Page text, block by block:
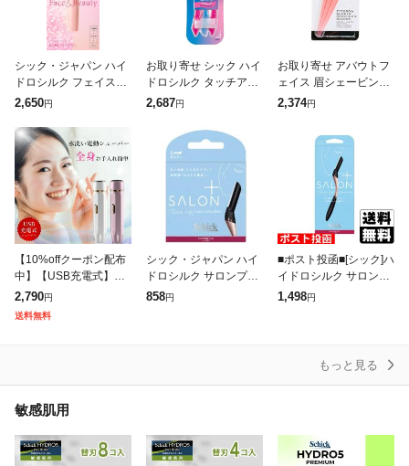
シック・ジャパン ハイ
ドロシルク フェイスア
ンドビューティ 返品種
2,650円
お取り寄せ シック ハイ
ドロシルク タッチアッ
プ フェイス用 ダーマプ
カバー付き 3本 Schick
2,687円
お取り寄せ アバウトフ
ェイス 眉シェービング
レザー 使い捨て About
2,374円
【10%offクーポン配布
中】【USB充電式】シ
ェーバー レディース 電
気シェーバー 女性 フェ
イスシェーバー 電動シ
2,790円
送料無料
シック・ジャパン ハイ
ドロシルク サロンプラ
ス トーンアップ フェイ
858円
■ポスト投函■[シック]ハ
イドロシルク サロンプ
ラス トーンアップ フェ
1,498円
もっと見る
敏感肌用